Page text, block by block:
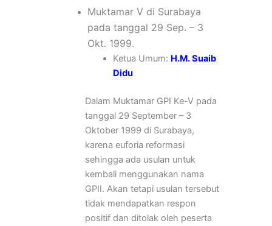
Muktamar V di Surabaya
pada tanggal 29 Sep. – 3
Okt. 1999.
Ketua Umum: H.M.Suaib
Didu
Dalam Muktamar GPI Ke-V pada
tanggal 29 September – 3
Oktober 1999 di Surabaya,
karena euforia reformasi
sehingga ada usulan untuk
kembali menggunakan nama
GPII. Akan tetapi usulan tersebut
tidak mendapatkan respon
positif dan ditolak oleh peserta